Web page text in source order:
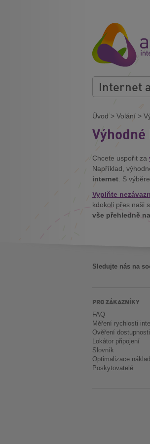
Internet
Úvod > Volání >
Chcete uspořit za
Například,
internet . S
Vyplňte
kdokoli přes naši
vše přehledně
Sledujte nás na
PRO ZÁKAZNÍKY
FAQ
Měření rychlosti
Ověření dostupnosti
Lokátor připojení
Slovník
Optimalizace
Poskytovatelé